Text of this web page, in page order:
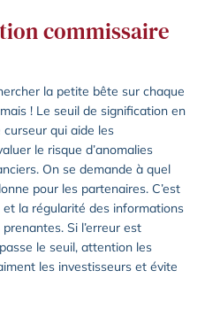
commissaire
la petite bête sur chaque
! Le seuil de signification en
curseur qui aide les
le risque d’anomalies
On se demande à quel
pour les partenaires. C’est
la régularité des informations
Si l’erreur est
le seuil, attention les
les investisseurs et évite